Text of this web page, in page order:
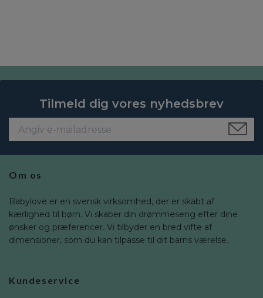
Tilmeld dig vores nyhedsbrev
Om os
Babylove er en svensk virksomhed, der er skabt af
kærlighed til børn. Vi skaber din drømmeseng efter dine
ønsker og præferencer. Vi tilbyder en bred vifte af
dimensioner, som du kan tilpasse til dit barns værelse.
Kundeservice